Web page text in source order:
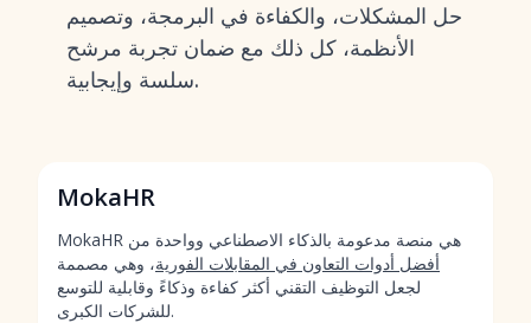
حل المشكلات، والكفاءة في البرمجة، وتصميم
الأنظمة، كل ذلك مع ضمان تجربة مرشح
سلسة وإيجابية.
MokaHR
MokaHR هي منصة مدعومة بالذكاء الاصطناعي وواحدة من
أفضل أدوات التعاون في المقابلات الفورية، وهي مصممة
لجعل التوظيف التقني أكثر كفاءة وذكاءً وقابلية للتوسع
للشركات الكبرى.